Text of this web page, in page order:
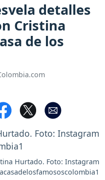
detalles
Cristina
de los
Hurtado. Foto: Instagram